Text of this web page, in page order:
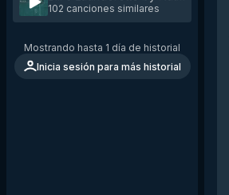
102 canciones similares
Mostrando hasta 1 día de historial
Inicia sesión para más historial